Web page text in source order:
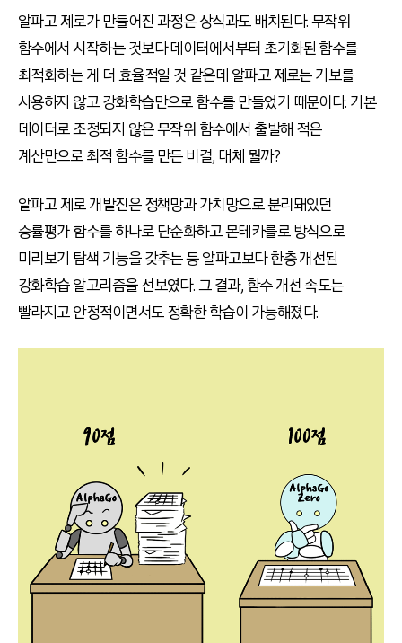
알파고 제로가 만들어진 과정은 상식과도 배치된다. 무작위
함수에서 시작하는 것보다 데이터에서부터 초기화된 함수를
최적화하는 게 더 효율적일 것 같은데 알파고 제로는 기보를
사용하지 않고 강화학습만으로 함수를 만들었기 때문이다. 기본
데이터로 조정되지 않은 무작위 함수에서 출발해 적은
계산만으로 최적 함수를 만든 비결, 대체 뭘까?
알파고 제로 개발진은 정책망과 가치망으로 분리돼있던
승률평가 함수를 하나로 단순화하고 몬테카를로 방식으로
미리보기 탐색 기능을 갖추는 등 알파고보다 한층 개선된
강화학습 알고리즘을 선보였다. 그 결과, 함수 개선 속도는
빨라지고 안정적이면서도 정확한 학습이 가능해졌다.